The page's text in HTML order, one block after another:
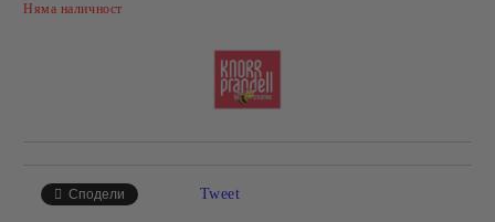
Няма наличност
Сподели Tweet